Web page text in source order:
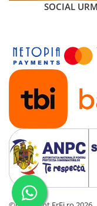
SOCIAL